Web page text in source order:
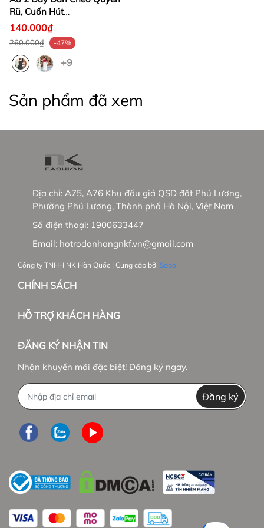
Rũ, Cuốn Hút
NKFSM2105023
140.000₫
260.000₫ -47%
+9
Sản phẩm đã xem
Địa chỉ: A75, A76 Khu đấu giá QSD đất Phú Lương,
Phường Phú Lương, Thành phố Hà Nội, Việt Nam
Số điện thoại: 1900633447
Email: hotrodonhangnkf.vn@gmail.com
Công ty TNHH NK Hàn Quốc | Cung cấp bởi Sapo
CHÍNH SÁCH
HỖ TRỢ KHÁCH HÀNG
ĐĂNG KÝ NHẬN TIN
Nhận khuyến mãi đặc biệt! Đăng ký ngay.
Đăng ký